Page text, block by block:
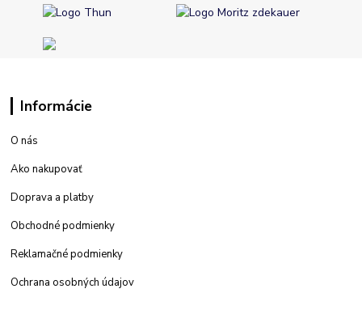
Informácie
O nás
Ako nakupovať
Doprava a platby
Obchodné podmienky
Reklamačné podmienky
Ochrana osobných údajov